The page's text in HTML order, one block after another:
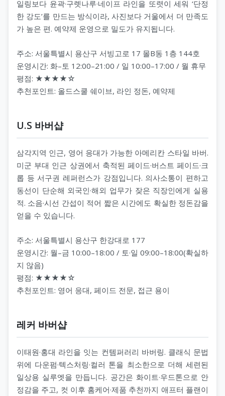
일링보다 윤곽·구렛나루·네이프 라인을 또렷이 세워 ‘단정
한 강도’를 만드는 방식이라, 사진보다 거울에서 더 만족도
가 높은 편. 예약제 운영으로 밀도가 유지됩니다.
주소: 서울특별시 용산구 서빙고로 17 몰B동 1층 144호
운영시간: 화–토 12:00–21:00 / 일 10:00–17:00 / 월 휴무
평점: ★★★★☆
추천포인트: 올드스쿨 쉐이브, 라인 정돈, 예약제
U.S 바버샵
삼각지역 인근, 영어 응대가 가능한 아메리칸 스타일 바버.
미군 부대 인근 상권에서 축적된 페이드·버스트 페이드·크
롭 등 서구권 레퍼런스가 강점입니다. 의사소통이 편하고
동선이 단순해 외국인·해외 업무가 잦은 직장인에게 실용
적. 소음·시선 간섭이 적어 짧은 시간에도 확실한 정돈감을
얻을 수 있습니다.
주소: 서울특별시 용산구 한강대로 177
운영시간: 월–금 10:00–18:00 / 토·일 09:00–18:00(확실하
지 않음)
평점: ★★★★☆
추천포인트: 영어 응대, 페이드 전문, 접근 용이
레커 바버샵
이태원·홍대 라인을 잇는 컨템퍼러리 바버링. 클래식 문법
위에 다운펌·텍스처링·컬러 톤을 최소한으로 더해 세련된
일상용 실루엣을 만듭니다. 공간은 화이트·우드톤으로 안
정감을 주고, 컷 이후 홈케어·제품 추천까지 애프터 플랜이